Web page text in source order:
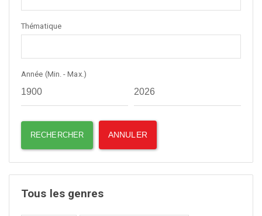
Thématique
Année (Min. - Max.)
Tous les genres